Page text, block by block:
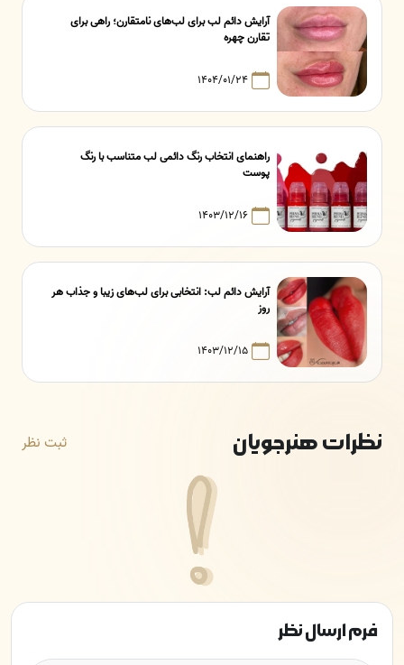
آرایش دائم لب برای لب‌های نامتقارن؛ راهی برای
تقارن چهره
۱۴۰۴/۰۱/۲۴
راهنمای انتخاب رنگ دائمی لب متناسب با رنگ
پوست
۱۴۰۳/۱۲/۱۶
آرایش دائم لب: انتخابی برای لب‌های زیبا و جذاب هر
روز
۱۴۰۳/۱۲/۱۵
نظرات هنرجویان ثبت نظر
فرم ارسال نظر